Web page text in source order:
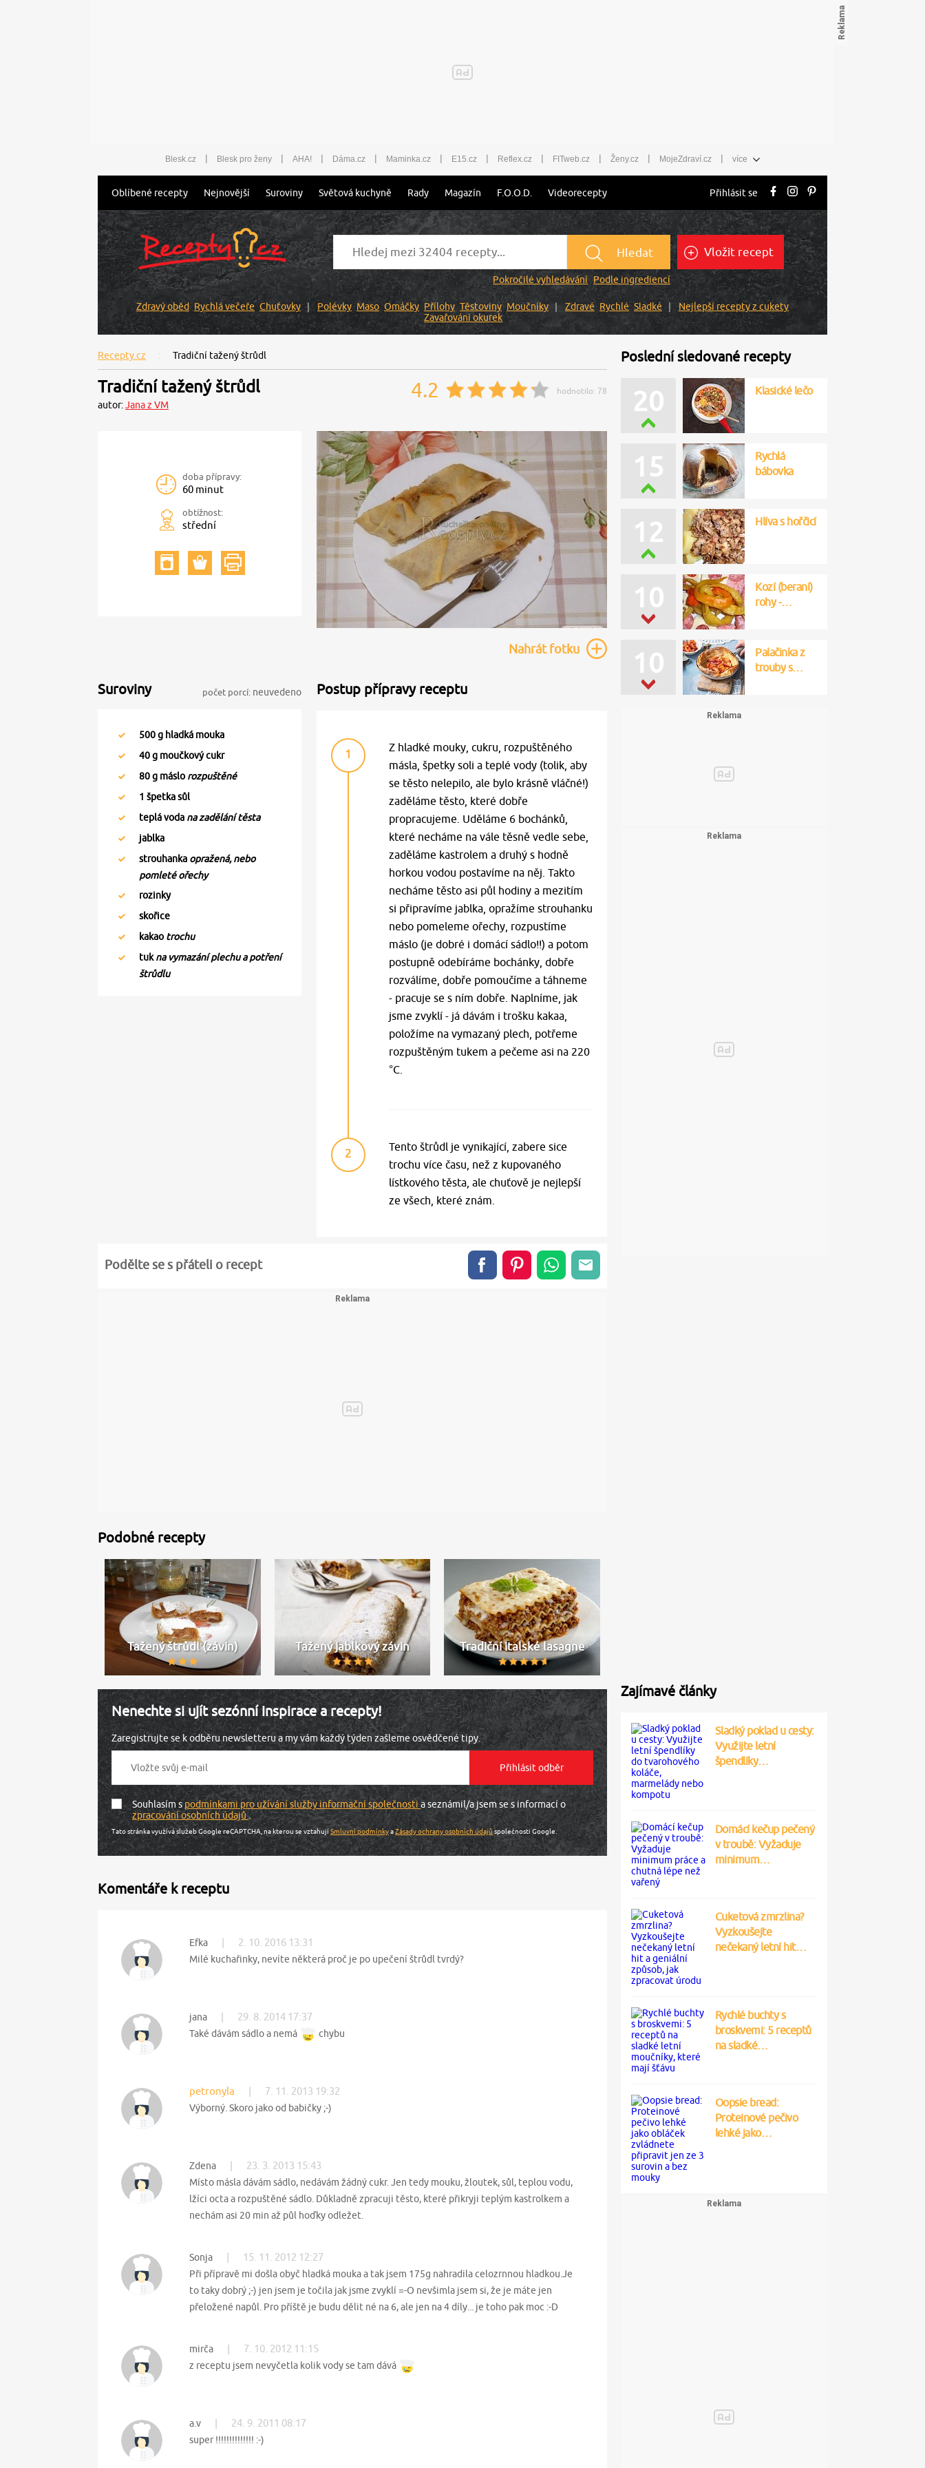
Blesk.cz | Blesk pro ženy | AHA! | Dáma.cz | Maminka.cz | E15.cz | Reflex.cz | FITweb.cz | Ženy.cz | MojeZdraví.cz | více
Oblíbené recepty Nejnovější Suroviny Světová kuchyně Rady Magazín F.O.O.D. Videorecepty Přihlásit se
Hledat
Pokročilé vyhledávání Podle ingrediencí
Vložit recept
Zdravý oběd Rychlá večeře Chuťovky Polévky Maso Omáčky Přílohy Těstoviny Moučníky Zdravé Rychlé Sladké
Nejlepší recepty z cukety
Zavařování okurek
Recepty.cz Tradiční tažený štrůdl
Tradiční tažený štrůdl
autor:Jana z VM
4.2 hodnotilo: 78
doba přípravy:
60 minut
obtížnost:
střední
Nahrátfotku
Suroviny počet porcí: neuvedeno
500g hladká mouka
40g moučkový cukr
80g máslo rozpuštěné
1 špetka sůl
teplá voda na zadělání těsta
jablka
strouhanka opražená, nebo
pomleté ořechy
rozinky
skořice
kakao trochu
tukna vymazání plechu a potření
štrůdlu
Postup přípravy receptu
1
Z hladké mouky, cukru, rozpuštěného
másla, špetky soli a teplé vody (tolik, aby
se těsto nelepilo, ale bylo krásně vláčné!)
zaděláme těsto, které dobře
propracujeme. Uděláme 6 bochánků,
které necháme na vále těsně vedle sebe,
zaděláme kastrolem a druhý s hodně
horkou vodou postavíme na něj. Takto
necháme těsto asi půl hodiny a mezitím
si připravíme jablka, opražíme strouhanku
nebo pomeleme ořechy, rozpustíme
máslo (je dobré i domácí sádlo!!) a potom
postupně odebíráme bochánky, dobře
rozválíme, dobře pomoučíme a táhneme
- pracuje se s ním dobře. Naplníme, jak
jsme zvyklí - já dávám i trošku kakaa,
položíme na vymazaný plech, potřeme
rozpuštěným tukem a pečeme asi na 220
°C.
2
Tento štrůdl je vynikající, zabere sice
trochu více času, než z kupovaného
lístkového těsta, ale chuťově je nejlepší
ze všech, které znám.
Podělte se s přáteli o recept
Podobné recepty
Tažený štrůdl (závin) Tažený jablkový závin Tradiční italské lasagne
Nenechte si ujít sezónní inspirace a recepty!
Zaregistrujte se k odběru newsletteru a my vám každý týden zašleme osvědčené tipy.
Souhlasím spodmínkami pro užívání služby informační společnosti a seznámil/a jsem se s informací o
zpracování osobních údajů.
Tato stránka využívá služeb Google reCAPTCHA, na kterou se vztahujíSmluvní podmínkyaZásady ochrany osobních údajůspolečnosti Google.
Komentáře k receptu
Efka 2. 10. 2016 13:31
Milé kuchařinky, nevíte některá proč je po upečení štrůdl tvrdý?
jana 29. 8. 2014 17:37
Také dávám sádlo a nemá chybu
petronyla 7. 11. 2013 19:32
Výborný. Skoro jako od babičky ;-)
Zdena 23. 3. 2013 15:43
Místo másla dávám sádlo, nedávám žádný cukr. Jen tedy mouku, žloutek, sůl, teplou vodu,
lžíci octa a rozpuštěné sádlo. Důkladně zpracuji těsto, které přikryji teplým kastrolkem a
nechám asi 20 min až půl hoďky odležet.
Sonja 15. 11. 2012 12:27
Při přípravě mi došla obyč hladká mouka a tak jsem 175g nahradila celozrnnou hladkou.Je
to taky dobrý ;-) jen jsem je točila jak jsme zvyklí =-O nevšimla jsem si, že je máte jen
přeložené napůl. Pro příště je budu dělit né na 6, ale jen na 4 díly... je toho pak moc :-D
mirča 7. 10. 2012 11:15
z receptu jsem nevyčetla kolik vody se tam dává
a.v 24. 9. 2011 08:17
super !!!!!!!!!!!!!! :-)
Poslední sledované recepty
20 Klasické lečo
15
Rychlá
bábovka
10
Kozí (beraní)
rohy -…
12 Hlíva s hořčicí
10
Palačinka z
trouby s…
Zajímavé články
Sladký poklad u cesty:
Využijte letní
špendlíky…
Domácí kečup pečený
v troubě: Vyžaduje
minimum…
Cuketová zmrzlina?
Vyzkoušejte
nečekaný letní hit…
Rychlé buchty s
broskvemi: 5 receptů
na sladké…
Oopsie bread:
Proteinové pečivo
lehké jako…